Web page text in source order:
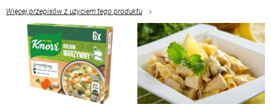
Więcej przepisów z użyciem tego produktu